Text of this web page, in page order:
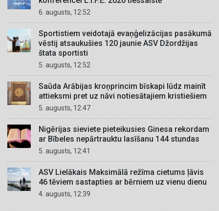
6. augusts, 12:52
Sportistiem veidotajā evaņģelizācijas pasākumā
vēstij atsaukušies 120 jaunie ASV Džordžijas
štata sportisti
5. augusts, 12:52
Saūda Arābijas kroņprincim bīskapi lūdz mainīt
attieksmi pret uz nāvi notiesātajiem kristiešiem
5. augusts, 12:47
Nigērijas sieviete pieteikusies Ginesa rekordam
ar Bībeles nepārtrauktu lasīšanu 144 stundas
5. augusts, 12:41
ASV Lielākais Maksimālā režīma cietums ļāvis
46 tēviem sastapties ar bērniem uz vienu dienu
4. augusts, 12:39